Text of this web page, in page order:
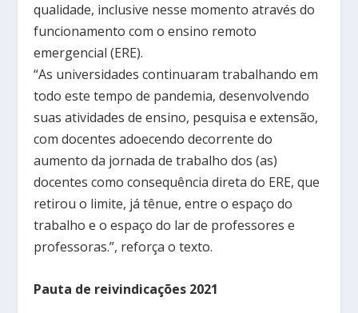
qualidade, inclusive nesse momento através do
funcionamento com o ensino remoto
emergencial (ERE).
“As universidades continuaram trabalhando em
todo este tempo de pandemia, desenvolvendo
suas atividades de ensino, pesquisa e extensão,
com docentes adoecendo decorrente do
aumento da jornada de trabalho dos (as)
docentes como consequência direta do ERE, que
retirou o limite, já tênue, entre o espaço do
trabalho e o espaço do lar de professores e
professoras.”, reforça o texto.
Pauta de reivindicações 2021